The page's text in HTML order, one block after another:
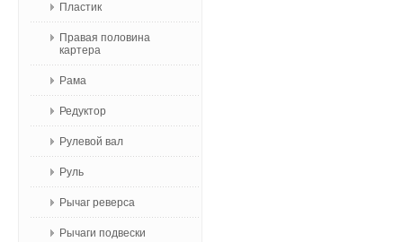
Пластик
Правая половина
картера
Рама
Редуктор
Рулевой вал
Руль
Рычаг реверса
Рычаги подвески